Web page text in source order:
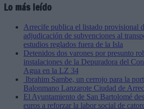
Lo más leído
Arrecife publica el listado provisional
adjudicación de subvenciones al
estudios reglados fuera de la Isla
Detenidos dos varones por presunto
instalaciones de la Depuradora del
Agua en la LZ 34
Ibrahim Sambe, un cerrojo para la
Balonmano Lanzarote Ciudad de
El Ayuntamiento de San Bartolomé
euros a reforzar la labor social de